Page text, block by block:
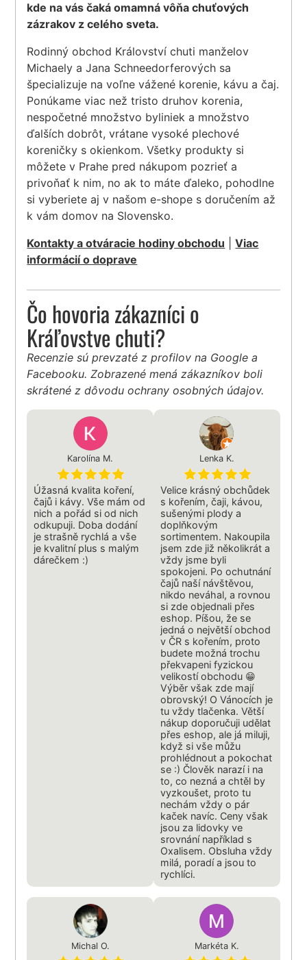
kde na vás čaká omamná vôňa chuťových
zázrakov z celého sveta.
Rodinný obchod Království chuti manželov
Michaely a Jana Schneedorferových sa
špecializuje na voľne vážené korenie, kávu a čaj.
Ponúkame viac než tristo druhov korenia,
nespočetné množstvo byliniek a množstvo
ďalších dobrôt, vrátane vysoké plechové
koreničky s okienkom. Všetky produkty si
môžete v Prahe pred nákupom pozrieť a
privoňať k nim, no ak to máte ďaleko, pohodlne
si vyberiete aj v našom e-shope s doručením až
k vám domov na Slovensko.
Kontakty a otváracie hodiny obchodu |Viac
informácií o doprave
Čo hovoria zákazníci o
Kráľovstve chuti?
Recenzie sú prevzaté z profilov na Google a
Facebooku. Zobrazené mená zákazníkov boli
skrátené z dôvodu ochrany osobných údajov.
Karolína M.
Úžasná kvalita koření,
čajů i kávy. Vše mám od
nich a pořád si od nich
odkupuji. Doba dodání
je strašně rychlá a vše
je kvalitní plus s malým
dárečkem :)
Lenka K.
Velice krásný obchůdek
s kořením, čaji, kávou,
sušenými plody a
doplňkovým
sortimentem. Nakoupila
jsem zde již několikrát a
vždy jsme byli
spokojeni. Po ochutnání
čajů naší návštěvou,
nikdo neváhal, a rovnou
si zde objednali přes
eshop. Píšou, že se
jedná o největší obchod
v ČR s kořením, proto
budete možná trochu
překvapeni fyzickou
velikostí obchodu 😁
Výběr však zde mají
obrovský! O Vánocích je
tu vždy tlačenka. Větší
nákup doporučuji udělat
přes eshop, ale já miluji,
když si vše můžu
prohlédnout a pokochat
se :) Člověk narazí i na
to, co nezná a chtěl by
vyzkoušet, proto tu
nechám vždy o pár
kaček navíc. Ceny však
jsou za lidovky ve
srovnání například s
Oxalisem. Obsluha vždy
milá, poradí a jsou to
rychlíci.
Michal O. Markéta K.